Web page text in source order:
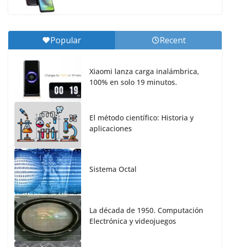
Popular Recent
Xiaomi lanza carga inalámbrica,
100% en solo 19 minutos.
El método científico: Historia y
aplicaciones
Sistema Octal
La década de 1950. Computación
Electrónica y videojuegos